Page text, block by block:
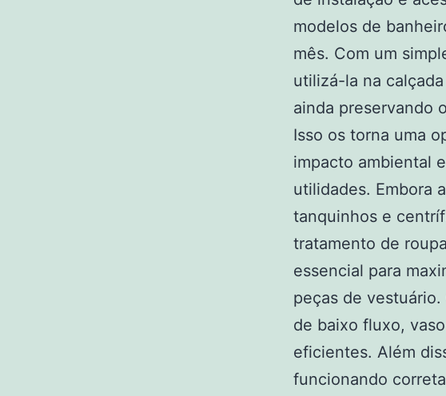
modelos de
mês. Com um
utilizá-la na
ainda preservando
Isso os torna uma
impacto ambiental
utilidades. Embora
tanquinhos e
tratamento de
essencial para
peças de
de baixo fluxo,
eficientes. Além
funcionando